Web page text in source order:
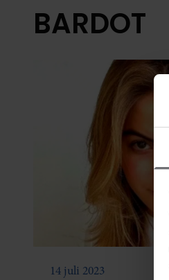
BARDOT
14 juli 2023